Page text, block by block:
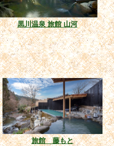
黒川温泉 旅館 山河
旅館 藤もと